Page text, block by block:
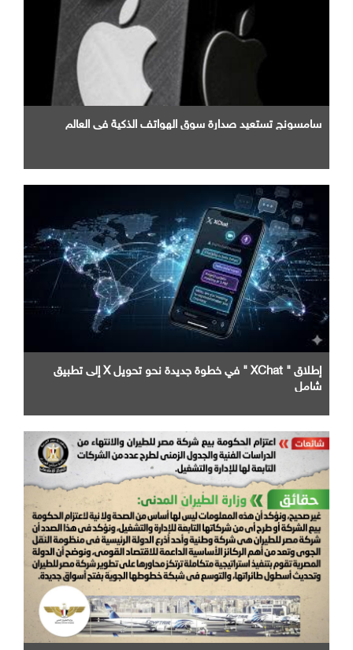
سامسونج تستعيد صدارة سوق الهواتف الذكية في العالم
إطلاق " XChat " في خطوة جديدة نحو تحويل X إلى تطبيق
شامل